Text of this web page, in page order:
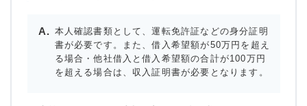
本人確認書類として、運転免許証などの身分証明
書が必要です。また、借入希望額が50万円を超え
る場合・他社借入と借入希望額の合計が100万円
を超える場合は、収入証明書が必要となります。